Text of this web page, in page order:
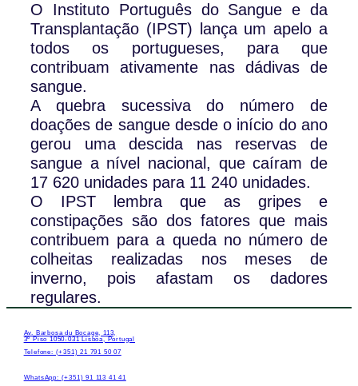
O Instituto Português do Sangue e da
Transplantação (IPST) lança um apelo a
todos os portugueses, para que
contribuam ativamente nas dádivas de
sangue.
A quebra sucessiva do número de
doações de sangue desde o início do ano
gerou uma descida nas reservas de
sangue a nível nacional, que caíram de
17 620 unidades para 11 240 unidades.
O IPST lembra que as gripes e
constipações são dos fatores que mais
contribuem para a queda no número de
colheitas realizadas nos meses de
inverno, pois afastam os dadores
regulares.
Av. Barbosa du Bocage, 113,
3º Piso 1050-031 Lisboa, Portugal
Telefone: (+351) 21 791 50 07
WhatsApp: (+351) 91 113 41 41